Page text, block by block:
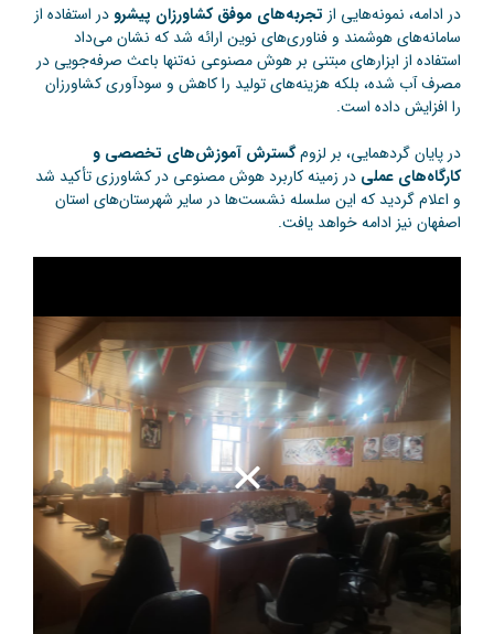
در ادامه، نمونه‌هایی از تجربه‌های موفق کشاورزان پیشرو در استفاده از
سامانه‌های هوشمند و فناوری‌های نوین ارائه شد که نشان می‌داد
استفاده از ابزارهای مبتنی بر هوش مصنوعی نه‌تنها باعث صرفه‌جویی در
مصرف آب شده، بلکه هزینه‌های تولید را کاهش و سودآوری کشاورزان
را افزایش داده است.
در پایان گردهمایی، بر لزومگسترش آموزش‌های تخصصی و
کارگاه‌های عملی در زمینه کاربرد هوش مصنوعی در کشاورزی تأکید شد
و اعلام گردید که این سلسله نشست‌ها در سایر شهرستان‌های استان
اصفهان نیز ادامه خواهد یافت.